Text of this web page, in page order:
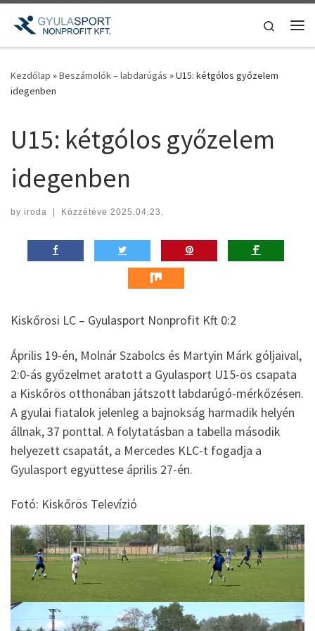
Teljes tartalom megjelenítése
Search
Kezdőlap »Beszámolók – labdarúgás »U15: kétgólos győzelem
idegenben
U15: kétgólos győzelem
idegenben
by iroda | Közzétéve 2025.04.23.
Kiskőrösi LC – Gyulasport Nonprofit Kft 0:2
Április 19-én, Molnár Szabolcs és Martyin Márk góljaival,
2:0-ás győzelmet aratott a Gyulasport U15-ös csapata
a Kiskőrös otthonában játszott labdarúgó-mérkőzésen.
A gyulai fiatalok jelenleg a bajnokság harmadik helyén
állnak, 37 ponttal. A folytatásban a tabella második
helyezett csapatát, a Mercedes KLC-t fogadja a
Gyulasport együttese április 27-én.
Fotó: Kiskőrös Televízió